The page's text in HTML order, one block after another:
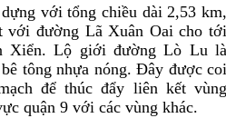
với tổng chiều dài 2,53
với đường Lã Xuân Oai cho
Xiển. Lộ giới đường Lò Lu
tông nhựa nóng. Đây được
để thúc đẩy liên kết
quận 9 với các vùng khác.